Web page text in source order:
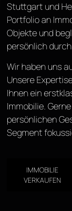
Stuttgart und
Portfolio an
Objekte und
persönlich
Wir haben uns
Unsere
Ihnen ein
Immobilie.
persönlichen
Segment
IMMOBILIE
VERKAUFEN